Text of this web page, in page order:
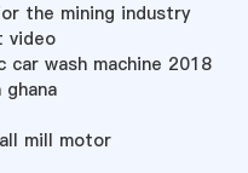
the mining industry
video
car wash machine 2018
mill motor